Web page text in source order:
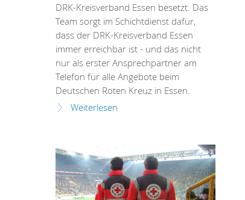
DRK-Kreisverband Essen besetzt. Das
Team sorgt im Schichtdienst dafür,
dass der DRK-Kreisverband Essen
immer erreichbar ist - und das nicht
nur als erster Ansprechpartner am
Telefon für alle Angebote beim
Deutschen Roten Kreuz in Essen.
Weiterlesen